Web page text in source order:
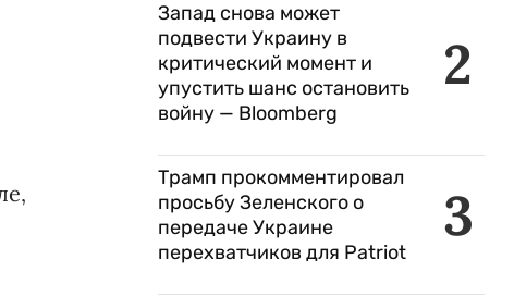
2
Запад снова может
подвести Украину в
критический момент и
упустить шанс остановить
войну — Bloomberg
3
Трамп прокомментировал
просьбу Зеленского о
передаче Украине
перехватчиков для Patriot